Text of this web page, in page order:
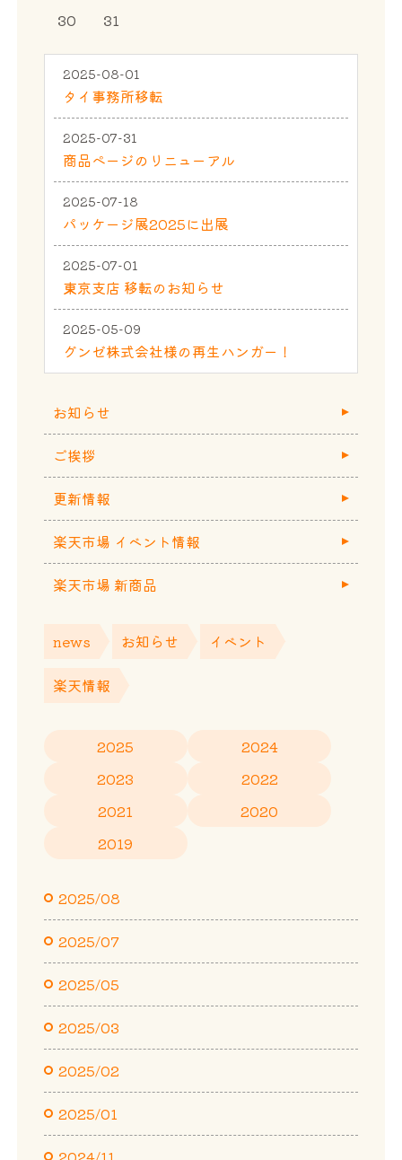
30
31
2025-08-01
タイ事務所移転
2025-07-31
商品ページのリニューアル
2025-07-18
パッケージ展2025に出展
2025-07-01
東京支店 移転のお知らせ
2025-05-09
グンゼ株式会社様の再生ハンガー！
お知らせ
ご挨拶
更新情報
楽天市場 イベント情報
楽天市場 新商品
news お知らせ イベント
楽天情報
2025
2024
2023
2022
2021
2020
2019
2025/08
2025/07
2025/05
2025/03
2025/02
2025/01